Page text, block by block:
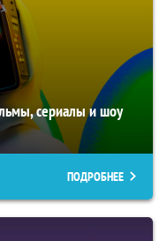
сериалы и шоу
ПОДРОБНЕЕ